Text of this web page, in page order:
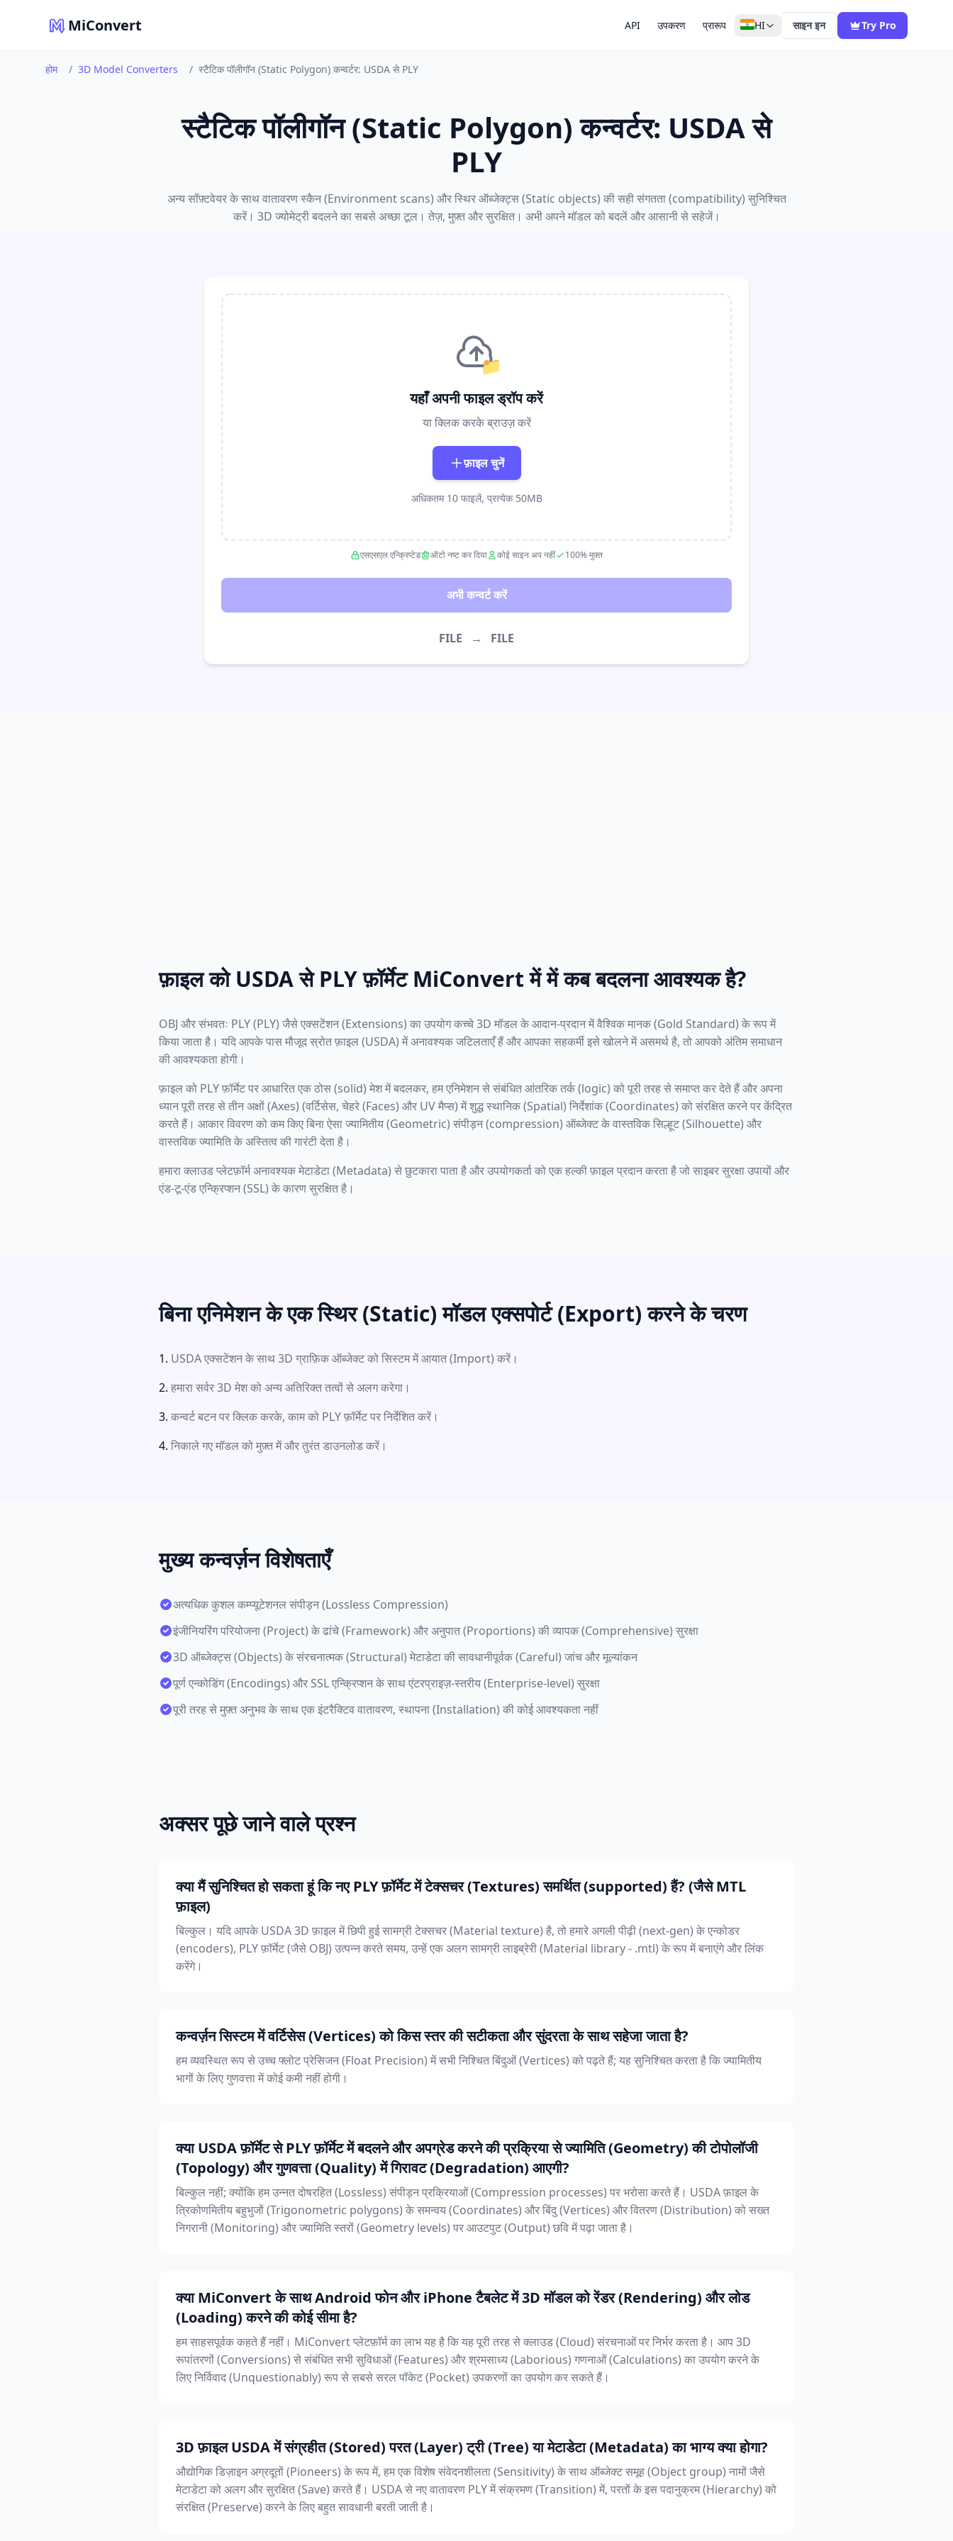
MiConvert API उपकरण प्रारूप HI साइन इन Try Pro
होम / 3D Model Converters / स्टैटिक पॉलीगॉन (Static Polygon) कन्वर्टर: USDA से PLY
स्टैटिक पॉलीगॉन (Static Polygon) कन्वर्टर: USDA से
PLY
अन्य सॉफ़्टवेयर के साथ वातावरण स्कैन (Environment scans) और स्थिर ऑब्जेक्ट्स (Static objects) की सही संगतता (compatibility) सुनिश्चित
करें। 3D ज्योमेट्री बदलने का सबसे अच्छा टूल। तेज़, मुफ़्त और सुरक्षित। अभी अपने मॉडल को बदलें और आसानी से सहेजें।
📁
यहाँ अपनी फाइल ड्रॉप करें
या क्लिक करके ब्राउज़ करें
फ़ाइल चुनें
अधिकतम 10 फाइलें, प्रत्येक 50MB
एसएसएल एन्क्रिप्टेड ऑटो नष्ट कर दिया कोई साइन अप नहीं 100% मुफ़्त
अभी कन्वर्ट करें
FILE → FILE
फ़ाइल को USDA से PLY फ़ॉर्मेट MiConvert में में कब बदलना आवश्यक है?
OBJ और संभवतः PLY (PLY) जैसे एक्सटेंशन (Extensions) का उपयोग कच्चे 3D मॉडल के आदान-प्रदान में वैश्विक मानक (Gold Standard) के रूप में
किया जाता है। यदि आपके पास मौजूद स्रोत फ़ाइल (USDA) में अनावश्यक जटिलताएँ हैं और आपका सहकर्मी इसे खोलने में असमर्थ है, तो आपको अंतिम समाधान
की आवश्यकता होगी।
फ़ाइल को PLY फ़ॉर्मेट पर आधारित एक ठोस (solid) मेश में बदलकर, हम एनिमेशन से संबंधित आंतरिक तर्क (logic) को पूरी तरह से समाप्त कर देते हैं और अपना
ध्यान पूरी तरह से तीन अक्षों (Axes) (वर्टिसेस, चेहरे (Faces) और UV मैप्स) में शुद्ध स्थानिक (Spatial) निर्देशांक (Coordinates) को संरक्षित करने पर केंद्रित
करते हैं। आकार विवरण को कम किए बिना ऐसा ज्यामितीय (Geometric) संपीड़न (compression) ऑब्जेक्ट के वास्तविक सिल्हूट (Silhouette) और
वास्तविक ज्यामिति के अस्तित्व की गारंटी देता है।
हमारा क्लाउड प्लेटफ़ॉर्म अनावश्यक मेटाडेटा (Metadata) से छुटकारा पाता है और उपयोगकर्ता को एक हल्की फ़ाइल प्रदान करता है जो साइबर सुरक्षा उपायों और
एंड-टू-एंड एन्क्रिप्शन (SSL) के कारण सुरक्षित है।
बिना एनिमेशन के एक स्थिर (Static) मॉडल एक्सपोर्ट (Export) करने के चरण
USDA एक्सटेंशन के साथ 3D ग्राफ़िक ऑब्जेक्ट को सिस्टम में आयात (Import) करें।
हमारा सर्वर 3D मेश को अन्य अतिरिक्त तत्वों से अलग करेगा।
कन्वर्ट बटन पर क्लिक करके, काम को PLY फ़ॉर्मेट पर निर्देशित करें।
निकाले गए मॉडल को मुफ़्त में और तुरंत डाउनलोड करें।
मुख्य कन्वर्ज़न विशेषताएँ
अत्यधिक कुशल कम्प्यूटेशनल संपीड़न (Lossless Compression)
इंजीनियरिंग परियोजना (Project) के ढांचे (Framework) और अनुपात (Proportions) की व्यापक (Comprehensive) सुरक्षा
3D ऑब्जेक्ट्स (Objects) के संरचनात्मक (Structural) मेटाडेटा की सावधानीपूर्वक (Careful) जांच और मूल्यांकन
पूर्ण एन्कोडिंग (Encodings) और SSL एन्क्रिप्शन के साथ एंटरप्राइज़-स्तरीय (Enterprise-level) सुरक्षा
पूरी तरह से मुफ़्त अनुभव के साथ एक इंटरैक्टिव वातावरण, स्थापना (Installation) की कोई आवश्यकता नहीं
अक्सर पूछे जाने वाले प्रश्न
क्या मैं सुनिश्चित हो सकता हूं कि नए PLY फ़ॉर्मेट में टेक्सचर (Textures) समर्थित (supported) हैं? (जैसे MTL
फ़ाइल)
बिल्कुल। यदि आपके USDA 3D फ़ाइल में छिपी हुई सामग्री टेक्सचर (Material texture) है, तो हमारे अगली पीढ़ी (next-gen) के एन्कोडर
(encoders), PLY फ़ॉर्मेट (जैसे OBJ) उत्पन्न करते समय, उन्हें एक अलग सामग्री लाइब्रेरी (Material library - .mtl) के रूप में बनाएंगे और लिंक
करेंगे।
कन्वर्ज़न सिस्टम में वर्टिसेस (Vertices) को किस स्तर की सटीकता और सुंदरता के साथ सहेजा जाता है?
हम व्यवस्थित रूप से उच्च फ्लोट प्रेसिजन (Float Precision) में सभी निश्चित बिंदुओं (Vertices) को पढ़ते हैं; यह सुनिश्चित करता है कि ज्यामितीय
भागों के लिए गुणवत्ता में कोई कमी नहीं होगी।
क्या USDA फ़ॉर्मेट से PLY फ़ॉर्मेट में बदलने और अपग्रेड करने की प्रक्रिया से ज्यामिति (Geometry) की टोपोलॉजी
(Topology) और गुणवत्ता (Quality) में गिरावट (Degradation) आएगी?
बिल्कुल नहीं; क्योंकि हम उन्नत दोषरहित (Lossless) संपीड़न प्रक्रियाओं (Compression processes) पर भरोसा करते हैं। USDA फ़ाइल के
त्रिकोणमितीय बहुभुजों (Trigonometric polygons) के समन्वय (Coordinates) और बिंदु (Vertices) और वितरण (Distribution) को सख्त
निगरानी (Monitoring) और ज्यामिति स्तरों (Geometry levels) पर आउटपुट (Output) छवि में पढ़ा जाता है।
क्या MiConvert के साथ Android फोन और iPhone टैबलेट में 3D मॉडल को रेंडर (Rendering) और लोड
(Loading) करने की कोई सीमा है?
हम साहसपूर्वक कहते हैं नहीं। MiConvert प्लेटफ़ॉर्म का लाभ यह है कि यह पूरी तरह से क्लाउड (Cloud) संरचनाओं पर निर्भर करता है। आप 3D
रूपांतरणों (Conversions) से संबंधित सभी सुविधाओं (Features) और श्रमसाध्य (Laborious) गणनाओं (Calculations) का उपयोग करने के
लिए निर्विवाद (Unquestionably) रूप से सबसे सरल पॉकेट (Pocket) उपकरणों का उपयोग कर सकते हैं।
3D फ़ाइल USDA में संग्रहीत (Stored) परत (Layer) ट्री (Tree) या मेटाडेटा (Metadata) का भाग्य क्या होगा?
औद्योगिक डिज़ाइन अग्रदूतों (Pioneers) के रूप में, हम एक विशेष संवेदनशीलता (Sensitivity) के साथ ऑब्जेक्ट समूह (Object group) नामों जैसे
मेटाडेटा को अलग और सुरक्षित (Save) करते हैं। USDA से नए वातावरण PLY में संक्रमण (Transition) में, परतों के इस पदानुक्रम (Hierarchy) को
संरक्षित (Preserve) करने के लिए बहुत सावधानी बरती जाती है।